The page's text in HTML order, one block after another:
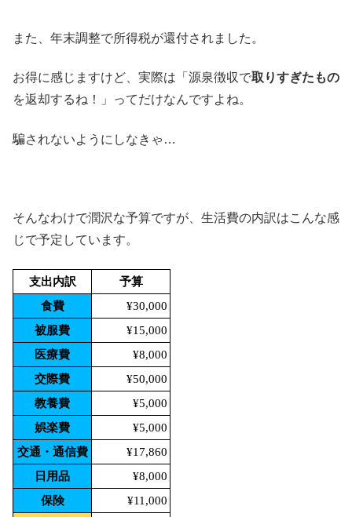
また、年末調整で所得税が還付されました。
お得に感じますけど、実際は「源泉徴収で取りすぎたもの
を返却するね！」ってだけなんですよね。
騙されないようにしなきゃ…
そんなわけで潤沢な予算ですが、生活費の内訳はこんな感
じで予定しています。
支出内訳
予算
食費
¥30,000
被服費
¥15,000
医療費
¥8,000
交際費
¥50,000
教養費
¥5,000
娯楽費
¥5,000
交通・通信費
¥17,860
日用品
¥8,000
保険
¥11,000